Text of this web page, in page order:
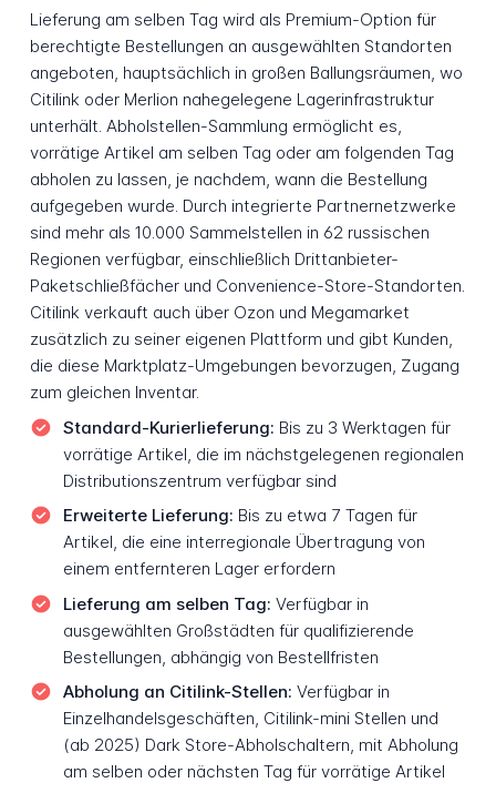
Lieferung am selben Tag wird als Premium-Option für
berechtigte Bestellungen an ausgewählten Standorten
angeboten, hauptsächlich in großen Ballungsräumen, wo
Citilink oder Merlion nahegelegene Lagerinfrastruktur
unterhält. Abholstellen-Sammlung ermöglicht es,
vorrätige Artikel am selben Tag oder am folgenden Tag
abholen zu lassen, je nachdem, wann die Bestellung
aufgegeben wurde. Durch integrierte Partnernetzwerke
sind mehr als 10.000 Sammelstellen in 62 russischen
Regionen verfügbar, einschließlich Drittanbieter-
Paketschließfächer und Convenience-Store-Standorten.
Citilink verkauft auch über Ozon und Megamarket
zusätzlich zu seiner eigenen Plattform und gibt Kunden,
die diese Marktplatz-Umgebungen bevorzugen, Zugang
zum gleichen Inventar.
Standard-Kurierlieferung: Bis zu 3 Werktagen für
vorrätige Artikel, die im nächstgelegenen regionalen
Distributionszentrum verfügbar sind
Erweiterte Lieferung: Bis zu etwa 7 Tagen für
Artikel, die eine interregionale Übertragung von
einem entfernteren Lager erfordern
Lieferung am selben Tag: Verfügbar in
ausgewählten Großstädten für qualifizierende
Bestellungen, abhängig von Bestellfristen
Abholung an Citilink-Stellen: Verfügbar in
Einzelhandelsgeschäften, Citilink-mini Stellen und
(ab 2025) Dark Store-Abholschaltern, mit Abholung
am selben oder nächsten Tag für vorrätige Artikel